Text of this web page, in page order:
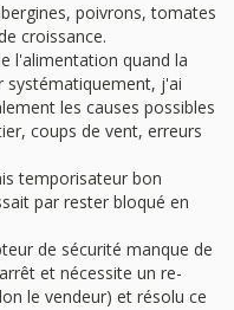
poivrons, tomates
croissance.
l'alimentation quand la
systématiquement, j'ai
les causes possibles
coups de vent, erreurs
temporisateur bon
par rester bloqué en
de sécurité manque de
et nécessite un re-
le vendeur) et résolu ce